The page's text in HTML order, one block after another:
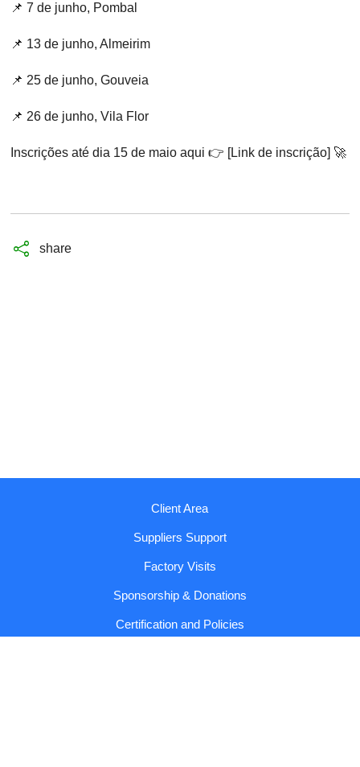
📌 7 de junho, Pombal
📌 13 de junho, Almeirim
📌 25 de junho, Gouveia
📌 26 de junho, Vila Flor
Inscrições até dia 15 de maio aqui 👉 [Link de inscrição] 🚀
share
Client Area
Suppliers Support
Factory Visits
Sponsorship & Donations
Certification and Policies